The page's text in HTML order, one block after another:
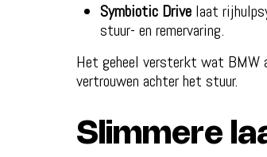
Symbiotic Drive laat
stuur- en remervaring.
Het geheel versterkt wat BMW
vertrouwen achter het stuur.
Slimmere